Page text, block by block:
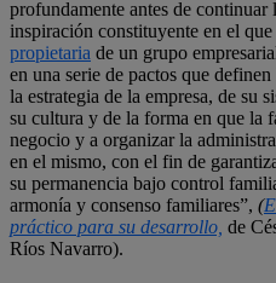
profundamente antes de
inspiración constituyente en el
propietaria de un grupo
en una serie de pactos que
la estrategia de la empresa, de su
su cultura y de la forma en que la
negocio y a organizar la
en el mismo, con el fin de
su permanencia bajo control
armonía y consenso familiares”, (
práctico para su desarrollo, de
Ríos Navarro).